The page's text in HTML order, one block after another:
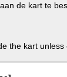
de kart te
the kart